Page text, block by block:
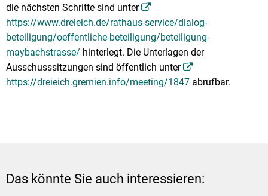
die nächsten Schritte sind unter
https://www.dreieich.de/rathaus-service/dialog-
beteiligung/oeffentliche-beteiligung/beteiligung-
maybachstrasse/ hinterlegt. Die Unterlagen der
Ausschusssitzungen sind öffentlich unter
https://dreieich.gremien.info/meeting/1847 abrufbar.
Das könnte Sie auch interessieren: